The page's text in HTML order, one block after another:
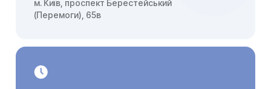
м. Київ, проспект Берестейський
(Перемоги), 65в